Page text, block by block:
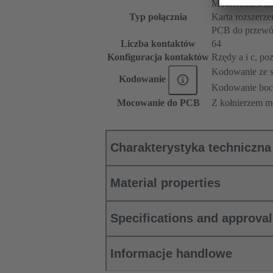
Typ połącznia
Motherboard
Karta
PCB do
Liczba kontaktów
64
Konfiguracja kontaktów Rzędy a i c,
Kodowanie
Kodowanie ze
Kodowanie
Mocowanie do PCB
Z kołnierzem
Charakterystyka techniczna
Material properties
Specifications and
Informacje handlowe